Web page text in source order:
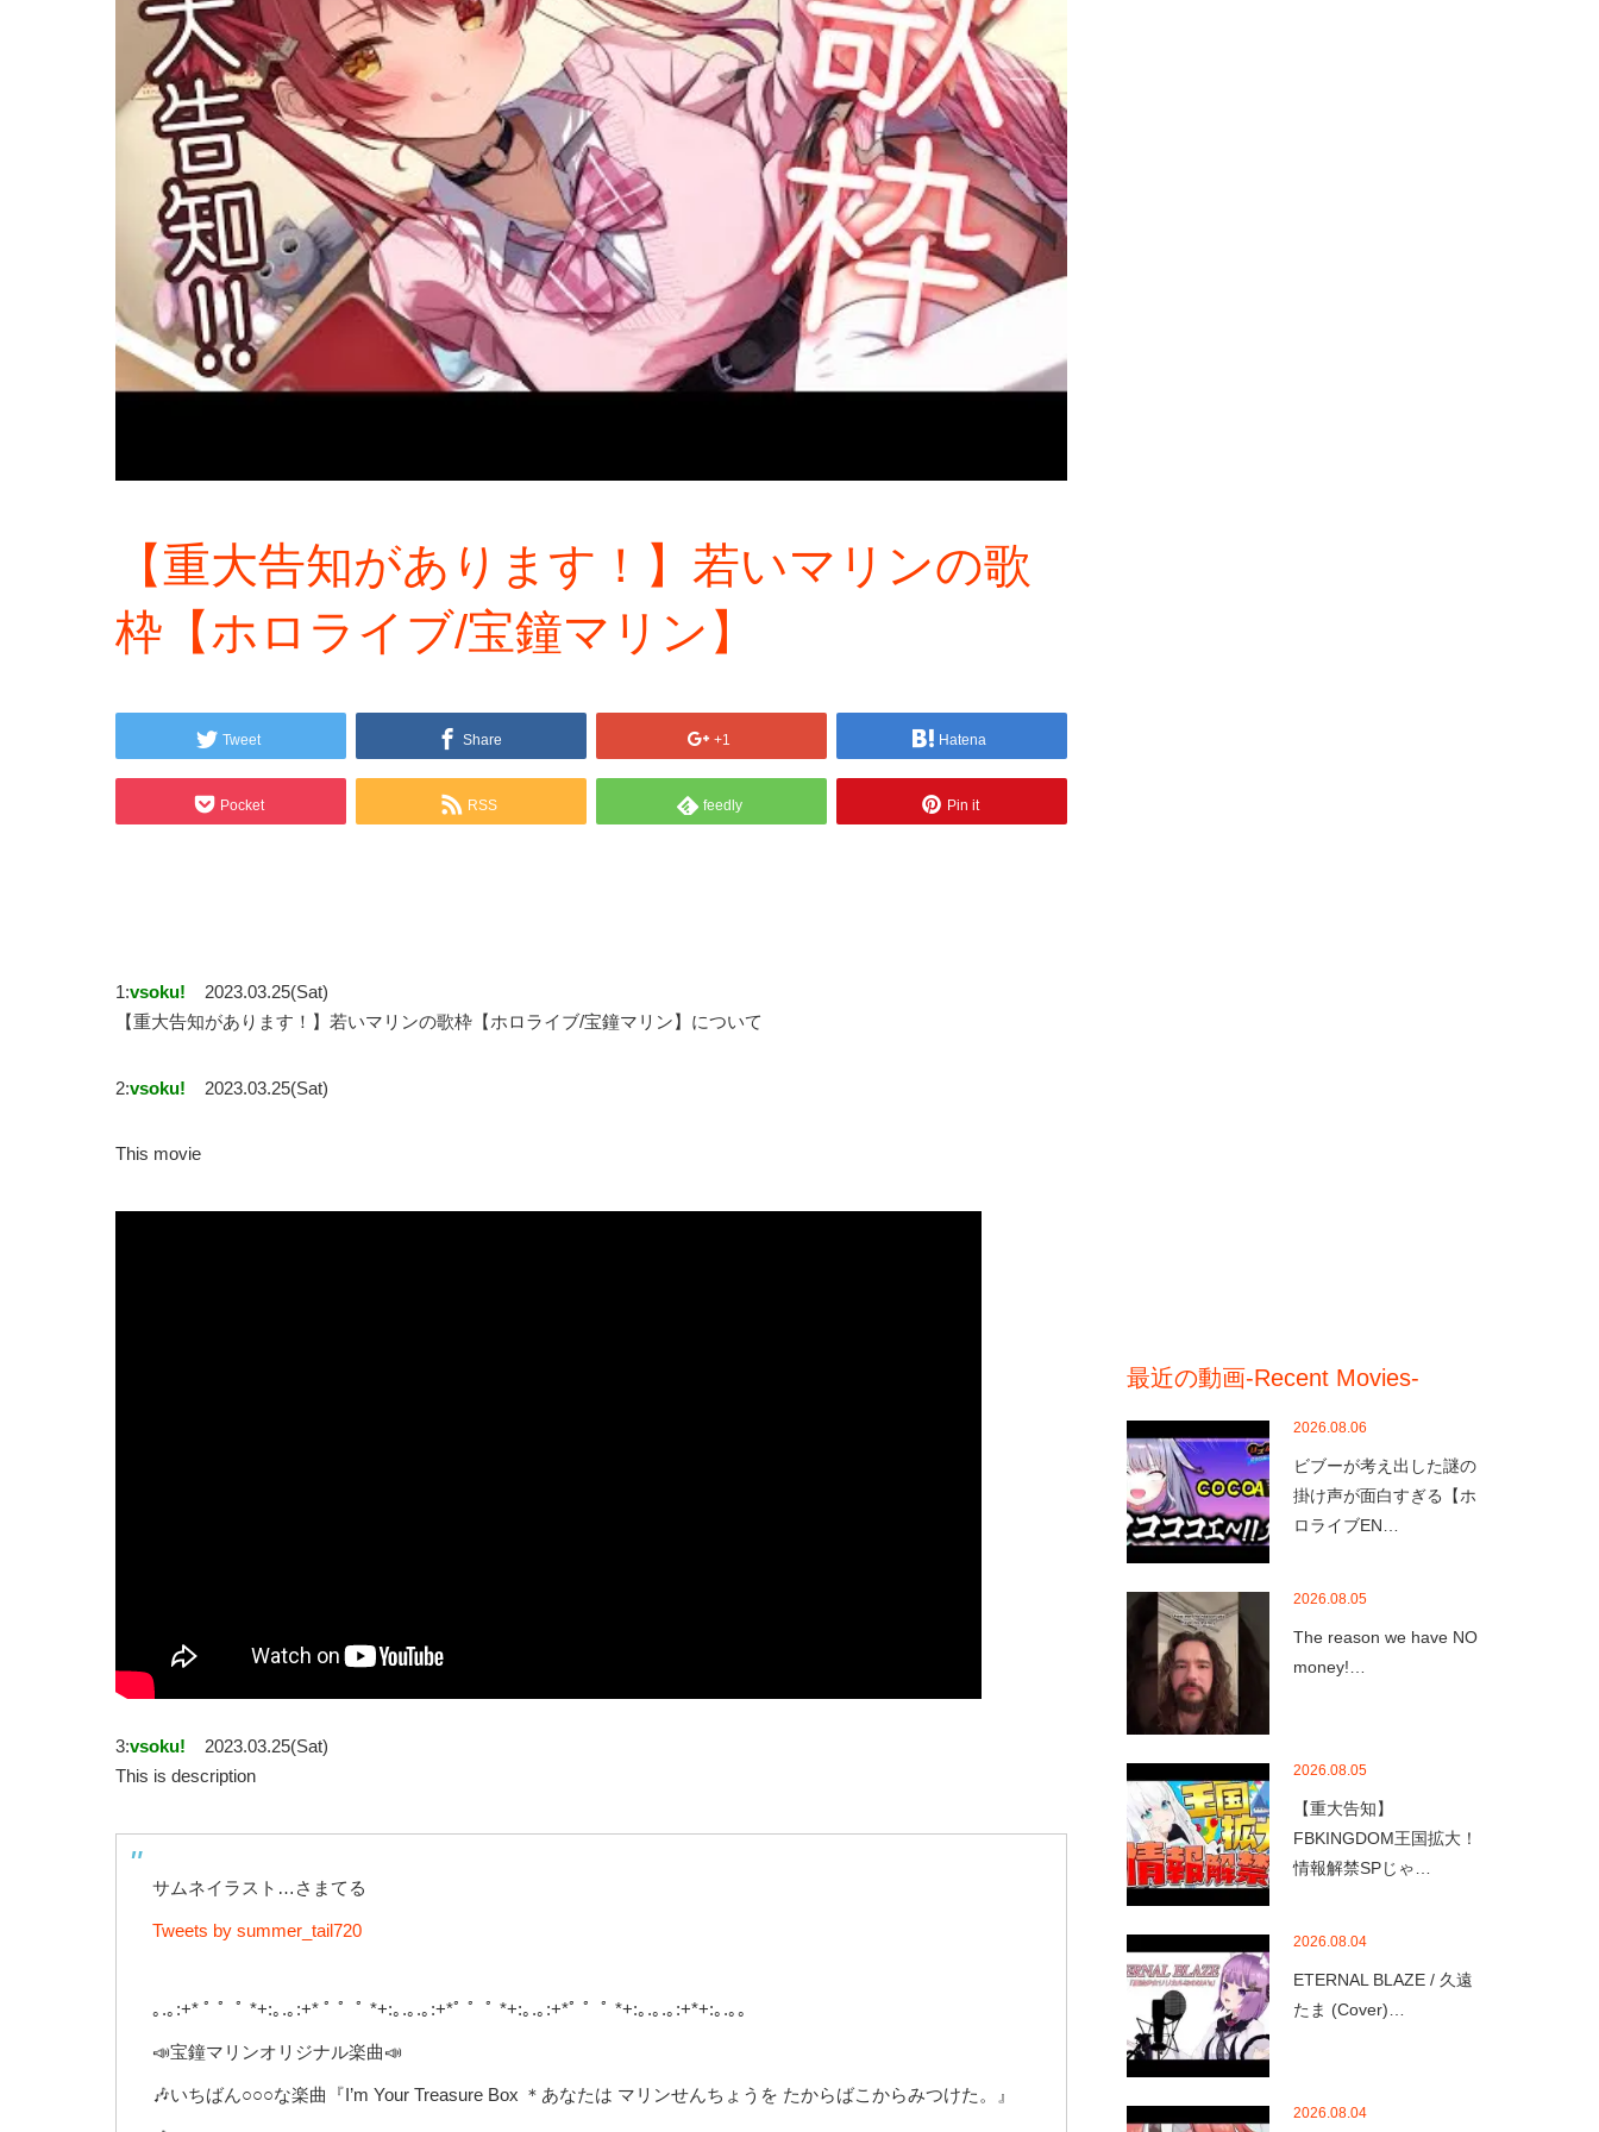
【重大告知があります！】若いマリンの歌
枠【ホロライブ/宝鐘マリン】
Tweet Share +1 Hatena
Pocket RSS feedly Pin it
1:vsoku!
2023.03.25(Sat)
【重大告知があります！】若いマリンの歌枠【ホロライブ/宝鐘マリン】について
2:vsoku! 2023.03.25(Sat)
This movie
3:vsoku!
2023.03.25(Sat)
This is description
サムネイラスト…さまてる
Tweets by summer_tail720
｡.｡:+* ﾟ ゜ﾟ *+:｡.｡:+* ﾟ ゜ﾟ *+:｡.｡.｡:+*ﾟ ゜ﾟ *+:｡.｡:+*ﾟ ゜ﾟ *+:｡.｡.｡:+*+:｡.｡｡
📣宝鐘マリンオリジナル楽曲📣
🎶いちばん○○○な楽曲『I’m Your Treasure Box ＊あなたは マリンせんちょうを たからばこからみつけた。』
最近の動画-Recent Movies-
2026.08.06
ビブーが考え出した謎の
掛け声が面白すぎる【ホ
ロライブEN…
2026.08.05
The reason we have NO
money!…
2026.08.05
【重大告知】
FBKINGDOM王国拡大！
情報解禁SPじゃ…
2026.08.04
ETERNAL BLAZE / 久遠
たま (Cover)…
2026.08.04